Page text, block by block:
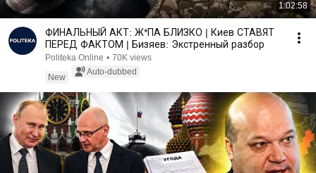
1:02:58
ФИНАЛЬНЫЙ АКТ: Ж*ПА БЛИЗКО | Киев СТАВЯТ
ПЕРЕД ФАКТОМ | Бизяев: Экстренный разбор
Politeka Online • 70K views
New
Auto-dubbed